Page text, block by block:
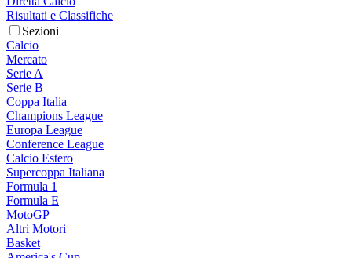
Risultati e Classifiche
Sezioni
Calcio
Mercato
Serie A
Serie B
Coppa Italia
Champions League
Europa League
Conference League
Calcio Estero
Supercoppa Italiana
Formula 1
Formula E
MotoGP
Altri Motori
Basket